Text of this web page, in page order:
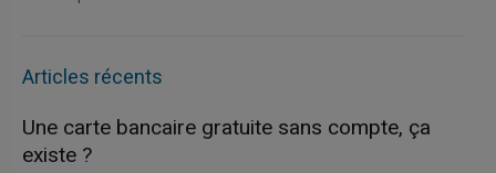
Articles récents
Une carte bancaire gratuite sans compte, ça
existe ?